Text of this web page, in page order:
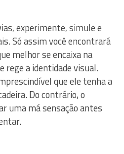
experimente, simule e
Só assim você encontrará
melhor se encaixa na
rege a identidade visual.
que ele tenha a
Do contrário, o
uma má sensação antes